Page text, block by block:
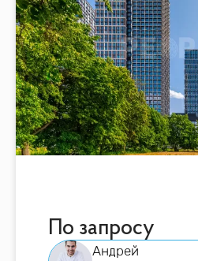
По запросу
Андрей